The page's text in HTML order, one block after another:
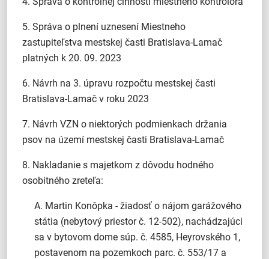
5. Správa o plnení uznesení Miestneho
zastupiteľstva mestskej časti Bratislava-Lamač
platných k 20. 09. 2023
6. Návrh na 3. úpravu rozpočtu mestskej časti
Bratislava-Lamač v roku 2023
7. Návrh VZN o niektorých podmienkach držania
psov na území mestskej časti Bratislava-Lamač
8. Nakladanie s majetkom z dôvodu hodného
osobitného zreteľa:
A. Martin Konôpka - žiadosť o nájom garážového
státia (nebytový priestor č. 12-502), nachádzajúci
sa v bytovom dome súp. č. 4585, Heyrovského 1,
postavenom na pozemkoch parc. č. 553/17 a